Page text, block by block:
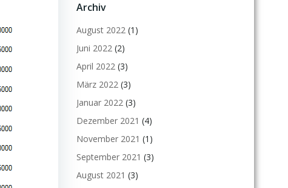
Archiv
August 2022 (1)
Juni 2022 (2)
April 2022 (3)
März 2022 (3)
Januar 2022 (3)
Dezember 2021 (4)
November 2021 (1)
September 2021 (3)
August 2021 (3)